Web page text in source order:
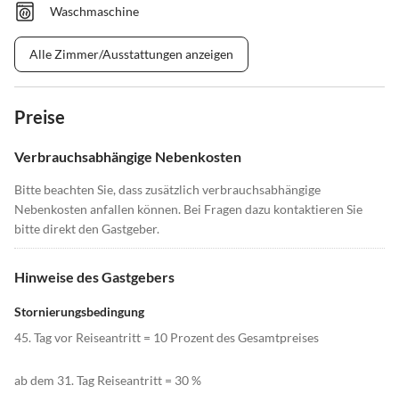
Waschmaschine
Alle Zimmer/Ausstattungen anzeigen
Preise
Verbrauchsabhängige Nebenkosten
Bitte beachten Sie, dass zusätzlich verbrauchsabhängige
Nebenkosten anfallen können. Bei Fragen dazu kontaktieren Sie
bitte direkt den Gastgeber.
Hinweise des Gastgebers
Stornierungsbedingung
45. Tag vor Reiseantritt = 10 Prozent des Gesamtpreises
ab dem 31. Tag Reiseantritt = 30 %